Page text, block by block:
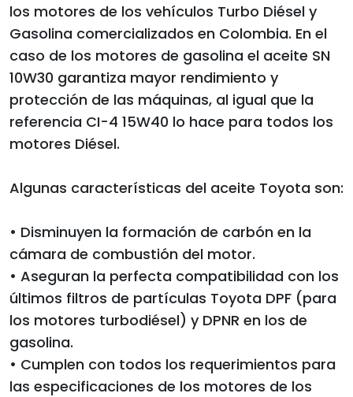
los motores de los vehículos Turbo Diésel y
Gasolina comercializados en Colombia. En el
caso de los motores de gasolina el aceite SN
10W30 garantiza mayor rendimiento y
protección de las máquinas, al igual que la
referencia CI-4 15W40 lo hace para todos los
motores Diésel.
Algunas características del aceite Toyota son:
• Disminuyen la formación de carbón en la
cámara de combustión del motor.
• Aseguran la perfecta compatibilidad con los
últimos filtros de partículas Toyota DPF (para
los motores turbodiésel) y DPNR en los de
gasolina.
• Cumplen con todos los requerimientos para
las especificaciones de los motores de los